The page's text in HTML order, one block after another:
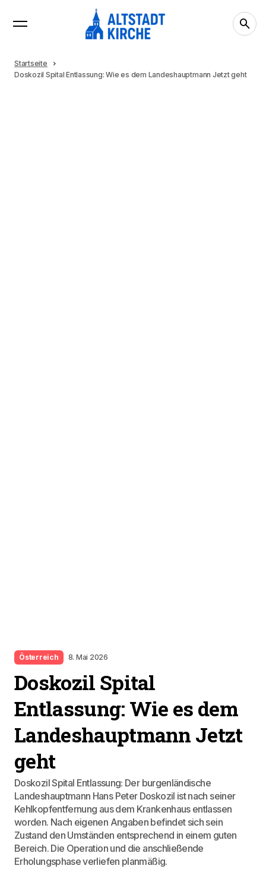
Startseite
Doskozil Spital Entlassung: Wie es dem Landeshauptmann Jetzt geht
Österreich 8. Mai 2026
Doskozil Spital
Entlassung: Wie es dem
Landeshauptmann Jetzt
geht
Doskozil Spital Entlassung: Der burgenländische
Landeshauptmann Hans Peter Doskozil ist nach seiner
Kehlkopfentfernung aus dem Krankenhaus entlassen
worden. Nach eigenen Angaben befindet sich sein
Zustand den Umständen entsprechend in einem guten
Bereich. Die Operation und die anschließende
Erholungsphase verliefen planmäßig.